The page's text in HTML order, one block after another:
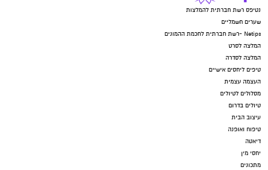
נטיפס רשת חברתית להמלצות
שערים חשמליים
Netips -רשת חברתית לחכמת ההמונים
המלצה לסרט
המלצה לסדרה
טיפים ליחסים אישיים
העצמה עצמית
מסלולים לטיולים
טיולים בדרום
עיצוב הבית
טיפוח ואופנה
דיאטה
יחסי מין
מתכונים